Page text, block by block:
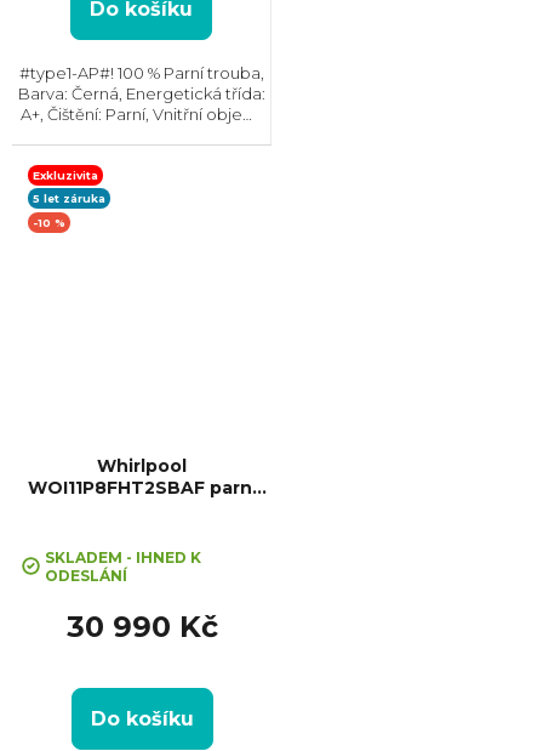
Do košíku
#type1-AP#! 100 % Parní trouba,
Barva: Černá, Energetická třída:
A+, Čištění: Parní, Vnitřní objem:
Výbava: Teleskopický výsuv,
Asistované vaření,...
Exkluzivita
5 let záruka
-10 %
Whirlpool
WOI11P8FHT2SBAF parní
SKLADEM - IHNED K
ODESLÁNÍ
30 990 Kč
Do košíku